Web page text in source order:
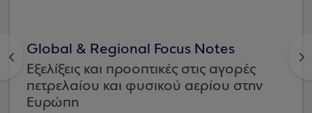
<
Global & Regional Focus Notes
Εξελίξεις και προοπτικές στις αγορές
πετρελαίου και φυσικού αερίου στην
Ευρώπη
>